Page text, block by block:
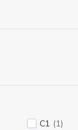
C1 (1)